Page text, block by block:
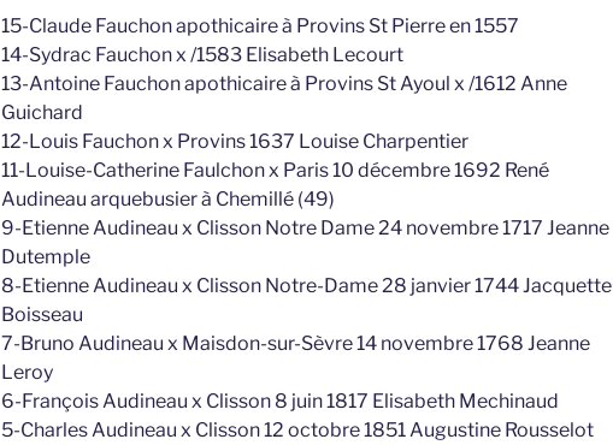
15-Claude Fauchon apothicaire à Provins St Pierre en 1557
14-Sydrac Fauchon x /1583 Elisabeth Lecourt
13-Antoine Fauchon apothicaire à Provins St Ayoul x /1612 Anne
Guichard
12-Louis Fauchon x Provins 1637 Louise Charpentier
11-Louise-Catherine Faulchon x Paris 10 décembre 1692 René
Audineau arquebusier à Chemillé (49)
9-Etienne Audineau x Clisson Notre Dame 24 novembre 1717 Jeanne
Dutemple
8-Etienne Audineau x Clisson Notre-Dame 28 janvier 1744 Jacquette
Boisseau
7-Bruno Audineau x Maisdon-sur-Sèvre 14 novembre 1768 Jeanne
Leroy
6-François Audineau x Clisson 8 juin 1817 Elisabeth Mechinaud
5-Charles Audineau x Clisson 12 octobre 1851 Augustine Rousselot